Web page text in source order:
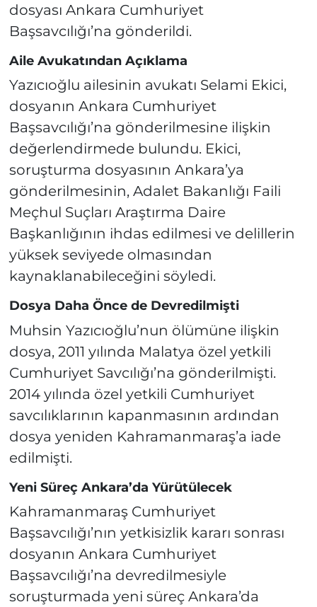
dosyası Ankara Cumhuriyet
Başsavcılığı’na gönderildi.
Aile Avukatından Açıklama
Yazıcıoğlu ailesinin avukatı Selami Ekici,
dosyanın Ankara Cumhuriyet
Başsavcılığı’na gönderilmesine ilişkin
değerlendirmede bulundu. Ekici,
soruşturma dosyasının Ankara’ya
gönderilmesinin, Adalet Bakanlığı Faili
Meçhul Suçları Araştırma Daire
Başkanlığının ihdas edilmesi ve delillerin
yüksek seviyede olmasından
kaynaklanabileceğini söyledi.
Dosya Daha Önce de Devredilmişti
Muhsin Yazıcıoğlu’nun ölümüne ilişkin
dosya, 2011 yılında Malatya özel yetkili
Cumhuriyet Savcılığı’na gönderilmişti.
2014 yılında özel yetkili Cumhuriyet
savcılıklarının kapanmasının ardından
dosya yeniden Kahramanmaraş’a iade
edilmişti.
Yeni Süreç Ankara’da Yürütülecek
Kahramanmaraş Cumhuriyet
Başsavcılığı’nın yetkisizlik kararı sonrası
dosyanın Ankara Cumhuriyet
Başsavcılığı’na devredilmesiyle
soruşturmada yeni süreç Ankara’da